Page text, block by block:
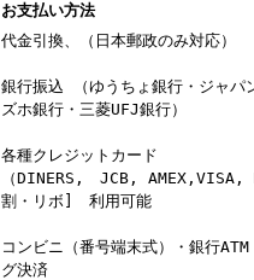
お支払い方法
代金引換、（日本郵政のみ対応）
銀行振込 （ゆうちょ銀行・ジャパ
ズホ銀行・三菱UFJ銀行）
各種クレジットカード
（DINERS, JCB,
割・リボ] 利用可能
コンビニ（番号端末式）・銀行
グ決済